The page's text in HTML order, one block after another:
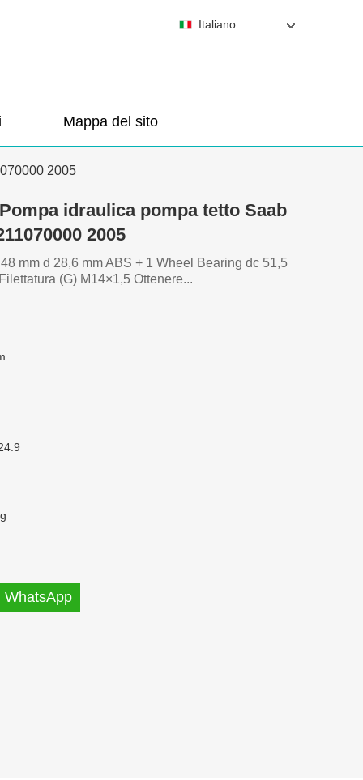
Mappa del sito
Italiano
2005
idraulica pompa tetto Saab
2005
mm d 28,6 mm ABS + 1 Wheel Bearing dc 51,5
(G) M14×1,5 Ottenere...
WhatsApp